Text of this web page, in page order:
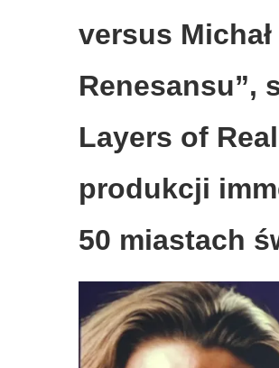
versus
Renesansu”,
Layers of
produkcji
50 miastach